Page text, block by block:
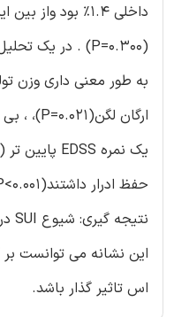
حفظ ادرار داشتند(P<0.001).
این نشانه می توانست بر
اس تاثیر گذار باشد.